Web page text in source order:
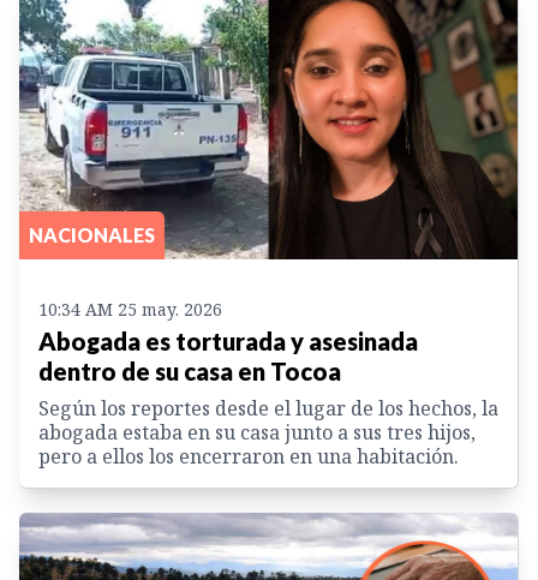
NACIONALES
10:34 AM 25 may. 2026
Abogada es torturada y asesinada
dentro de su casa en Tocoa
Según los reportes desde el lugar de los hechos, la
abogada estaba en su casa junto a sus tres hijos,
pero a ellos los encerraron en una habitación.